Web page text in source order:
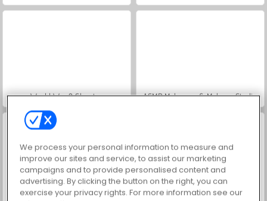
World War 2 Shooter ASMR Makeover & Makeup Studio
Farm Merge Valley Car Parking City Duel
We process your personal information to measure and
improve our sites and service, to assist our marketing
campaigns and to provide personalised content and
advertising. By clicking the button on the right, you can
exercise your privacy rights. For more information see our